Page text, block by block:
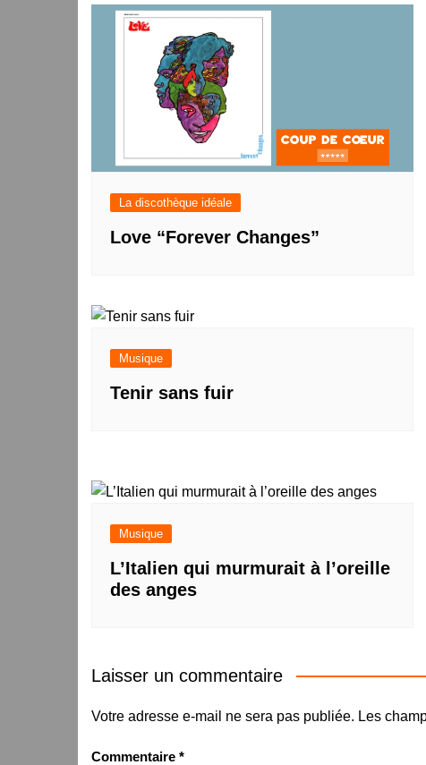
l’article
La discothèque idéale
Love “Forever Changes”
Musique
Tenir sans fuir
Musique
L’Italien qui murmurait à l’oreille
des anges
Laisser un commentaire
Votre adresse e-mail ne sera pas publiée. Les
Commentaire *